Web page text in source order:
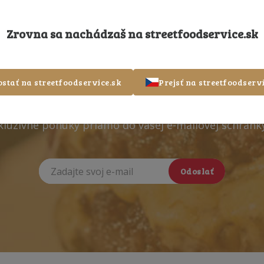
sa k odberu
ponuky priamo do vašej e-mailovej
Odoslať
Zrovna sa nachádzaš nastreetfoodservice.sk
na streetfoodservice.sk Prejsť na